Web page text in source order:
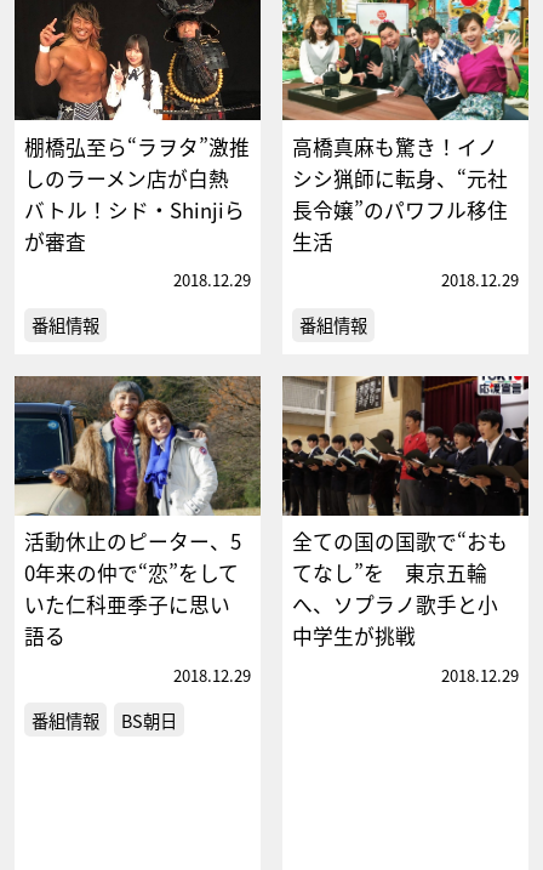
棚橋弘至ら“ラヲタ”激推
しのラーメン店が白熱
バトル！シド・Shinjiら
が審査
2018.12.29
番組情報
高橋真麻も驚き！イノ
シシ猟師に転身、“元社
長令嬢”のパワフル移住
生活
2018.12.29
番組情報
活動休止のピーター、5
0年来の仲で“恋”をして
いた仁科亜季子に思い
語る
2018.12.29
番組情報 BS朝日
全ての国の国歌で“おも
てなし”を 東京五輪
へ、ソプラノ歌手と小
中学生が挑戦
2018.12.29